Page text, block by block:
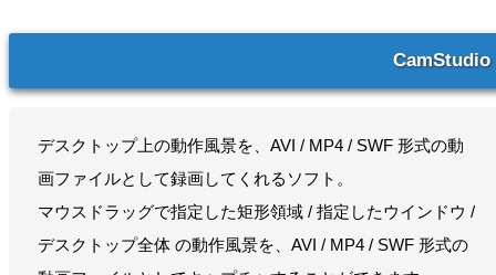
CamStudio
デスクトップ上の動作風景を、AVI / MP4 / SWF 形式の動
画ファイルとして録画してくれるソフト。
マウスドラッグで指定した矩形領域 / 指定したウインドウ /
デスクトップ全体 の動作風景を、AVI / MP4 / SWF 形式の